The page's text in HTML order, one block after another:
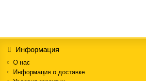
Информация
О нас
Информация о доставке